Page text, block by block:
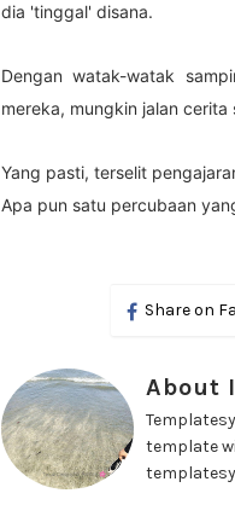
dia 'tinggal' disana.
Dengan watak-watak
mereka, mungkin jalan
Yang pasti, terselit
Apa pun satu percubaan
Share on
About
template